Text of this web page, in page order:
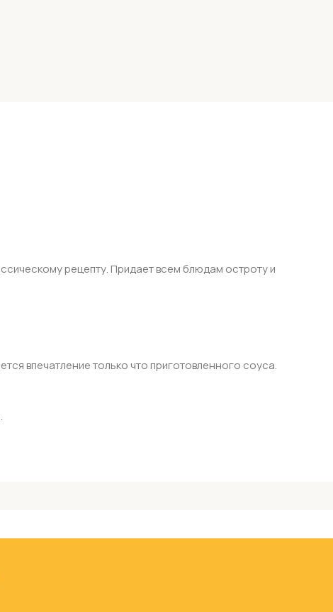
рецепту. Придает всем блюдам остроту и
впечатление только что приготовленного соуса.